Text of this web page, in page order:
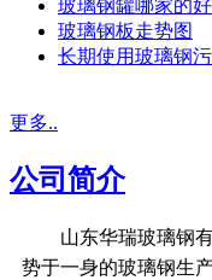
玻璃钢罐哪家的好
玻璃钢板走势图
长期使用玻璃钢
更多..
公司简介
山东华瑞玻璃钢有
势于一身的玻璃钢生